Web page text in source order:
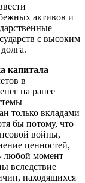
активов и
с высоким
капитала
в
на ранее
только вкладами
бы потому, что
войны,
ценностей,
любой момент
вследствие
находящихся